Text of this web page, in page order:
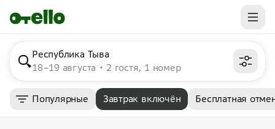
Республика Тыва
18–19 августа
2 гостя, 1 номер
Популярные Завтрак включён Бесплатная